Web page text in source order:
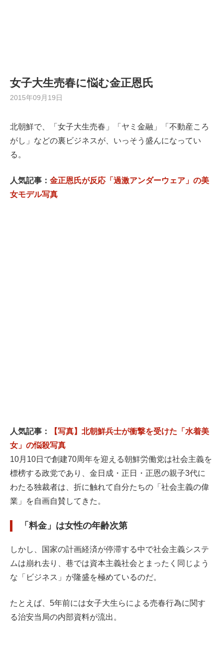
女子大生売春に悩む金正恩氏
2015年09月19日
北朝鮮で、「女子大生売春」「ヤミ金融」「不動産ころ
がし」などの裏ビジネスが、いっそう盛んになってい
る。
人気記事： 金正恩氏が反応「過激アンダーウェア」の美
女モデル写真
人気記事：
【写真】北朝鮮兵士が衝撃を受けた「水着美
女」の悩殺写真
10月10日で創建70周年を迎える朝鮮労働党は社会主義を
標榜する政党であり、金日成・正日・正恩の親子3代に
わたる独裁者は、折に触れて自分たちの「社会主義の偉
業」を自画自賛してきた。
「料金」は女性の年齢次第
しかし、国家の計画経済が停滞する中で社会主義システ
ムは崩れ去り、巷では資本主義社会とまったく同じよう
な「ビジネス」が隆盛を極めているのだ。
たとえば、5年前には女子大生らによる売春行為に関す
る治安当局の内部資料が流出。